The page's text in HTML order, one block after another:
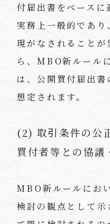
付届出書をベース
実務上一般的であ
現がなされること
ら、 MBO新ルール
は、公開買付届出
想定されます。
(2) 取引条件の公
買付者等との協議
MBO新ルールにお
検討の観点として